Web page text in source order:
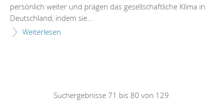
persönlich weiter und prägen das gesellschaftliche Klima in
Deutschland, indem sie...
Weiterlesen
Suchergebnisse 71 bis 80 von 129